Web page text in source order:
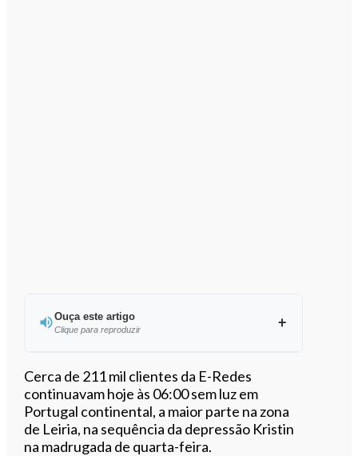
Ouça este artigo
Clique para reproduzir
Ouvir este artigo
Cerca de 211 mil clientes da E-Redes
continuavam hoje às 06:00 sem luz em
Portugal continental, a maior parte na zona
de Leiria, na sequência da depressão Kristin
na madrugada de quarta-feira.